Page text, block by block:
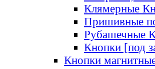
Клямерные
Пришивные
Рубашечные
Кнопки [под
Кнопки